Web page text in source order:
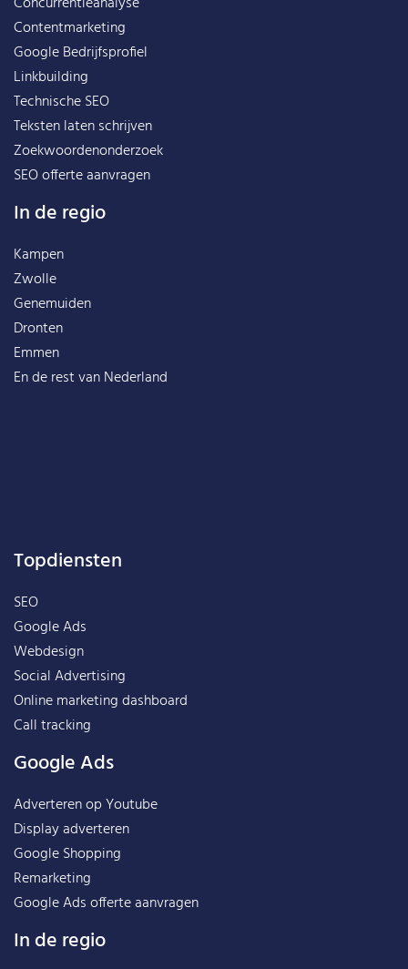
Contentmarketing
Google Bedrijfsprofiel
Linkbuilding
Technische SEO
Teksten laten schrijven
Zoekwoordenonderzoek
SEO offerte aanvragen
In de regio
Kampen
Zwolle
Genemuiden
Dronten
Emmen
En de rest vanNederland
Topdiensten
SEO
Google Ads
Webdesign
Social Advertising
Online marketing dashboard
Call tracking
Google Ads
Adverteren op Youtube
Display adverteren
Google Shopping
Remarketing
Google Ads offerte aanvragen
In de regio